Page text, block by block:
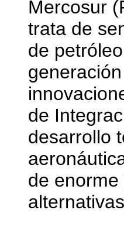
Mercosur
trata de
de
de
desarrollo
de